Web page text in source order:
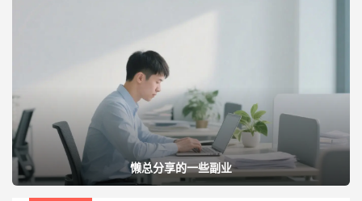
懒总分享的一些副业